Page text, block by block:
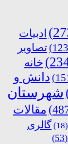
ادبیات
تصاویر
خانه
دانش و
شهرستان
مقالات
(18)
گالری
(53)